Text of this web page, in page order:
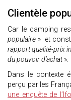
Clientèle
Car le camping
populaire » et
rapport qualité-prix
du pouvoir d’achat».
Dans le contexte
perçu par les
une enquête de